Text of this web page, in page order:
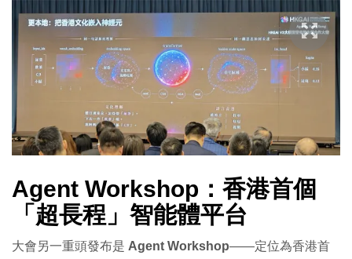
Agent Workshop：香港首個
「超長程」智能體平台
大會另一重頭發布是 Agent Workshop——定位為香港首